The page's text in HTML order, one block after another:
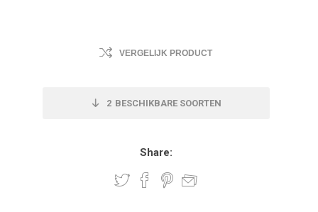
VERGELIJK PRODUCT
2 BESCHIKBARE SOORTEN
Share: